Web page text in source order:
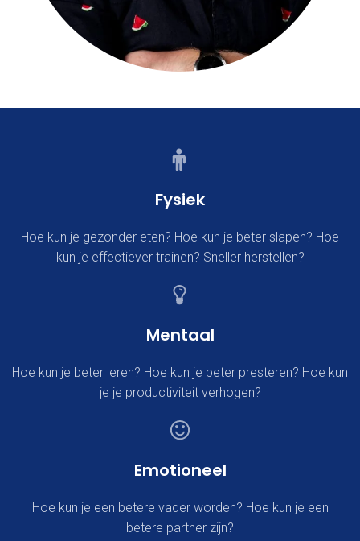
Fysiek
Hoe kun je gezonder eten? Hoe kun je beter slapen? Hoe
kun je effectiever trainen? Sneller herstellen?
Mentaal
Hoe kun je beter leren? Hoe kun je beter presteren? Hoe kun
je je productiviteit verhogen?
Emotioneel
Hoe kun je een betere vader worden? Hoe kun je een
betere partner zijn?